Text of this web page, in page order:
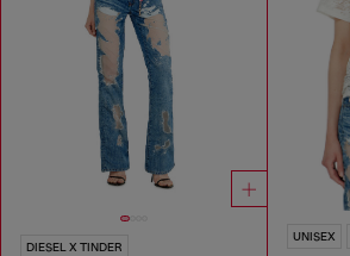
DIESEL X TINDER
UNISEX